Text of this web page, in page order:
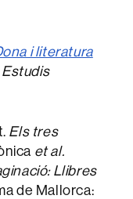
i literatura
Estudis
Els tres
et al.
Llibres
de Mallorca: